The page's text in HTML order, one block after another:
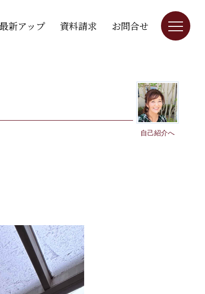
新アップ 資料請求 お問合せ
自己紹介へ